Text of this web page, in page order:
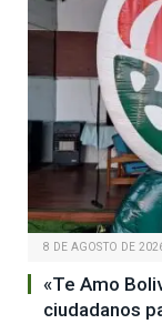
8 DE AGOSTO DE
«Te Amo
ciudadanos